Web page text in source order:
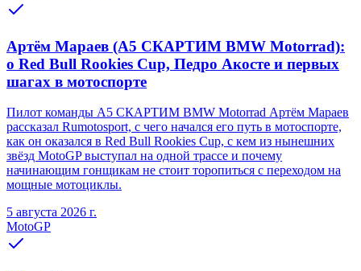
Артём Мараев (A5 СКАРТИМ BMW Motorrad):
о Red Bull Rookies Cup, Педро Акосте и первых
шагах в мотоспорте
Пилот команды A5 СКАРТИМ BMW Motorrad Артём Мараев
рассказал Rumotosport, с чего начался его путь в мотоспорте,
как он оказался в Red Bull Rookies Cup, с кем из нынешних
звёзд MotoGP выступал на одной трассе и почему
начинающим гонщикам не стоит торопиться с переходом на
мощные мотоциклы.
5 августа 2026 г.
MotoGP